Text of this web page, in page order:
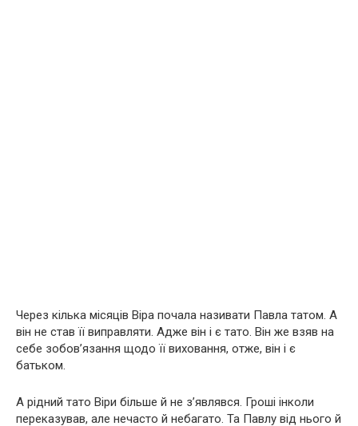
Через кілька місяців Віра почала називати Павла татом. А
він не став її виправляти. Адже він і є тато. Він же взяв на
себе зобов’язання щодо її виховання, отже, він і є
батьком.
А рідний тато Віри більше й не з’являвся. Гроші інколи
переказував, але нечасто й небагато. Та Павлу від нього й